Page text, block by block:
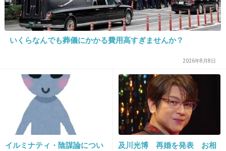
+75 -7
+10
27. 匿名 2014/07/08(火) 22:17:55
もうすぐ子供産まれる。うちの旦那は、イクメ
いくらなんでも葬儀にかかる費用高すぎませんか？
2026年8月8日
イルミナティ・陰謀論につい
及川光博 再婚を発表 お相